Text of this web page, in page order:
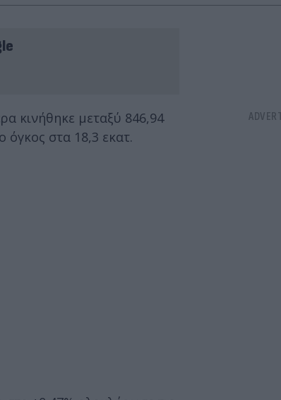
κινήθηκε μεταξύ 846,94
όγκος στα 18,3 εκατ.